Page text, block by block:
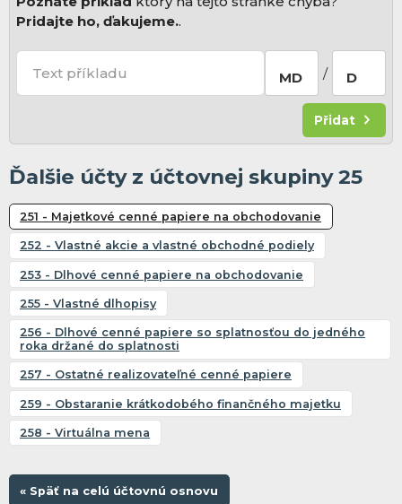
Pridajte ho, ďakujeme..
Text příkladu MD / D
Přidat
Ďalšie účty z účtovnej skupiny 25
251 - Majetkové cenné papiere na obchodovanie
252 - Vlastné akcie a vlastné obchodné podiely
253 - Dlhové cenné papiere na obchodovanie
255 - Vlastné dlhopisy
256 - Dlhové cenné papiere so splatnosťou do jedného
roka držané do splatnosti
257 - Ostatné realizovateľné cenné papiere
259 - Obstaranie krátkodobého finančného majetku
258 - Virtuálna mena
« Späť na celú účtovnú osnovu